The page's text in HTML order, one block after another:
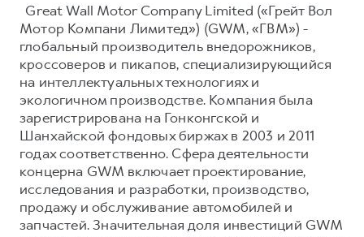
Great Wall Motor Company Limited («Грейт Вол
Мотор Компани Лимитед») (GWM, «ГВМ») -
глобальный производитель внедорожников,
кроссоверов и пикапов, специализирующийся
на интеллектуальных технологиях и
экологичном производстве. Компания была
зарегистрирована на Гонконгской и
Шанхайской фондовых биржах в 2003 и 2011
годах соответственно. Сфера деятельности
концерна GWM включает проектирование,
исследования и разработки, производство,
продажу и обслуживание автомобилей и
запчастей. Значительная доля инвестиций GWM